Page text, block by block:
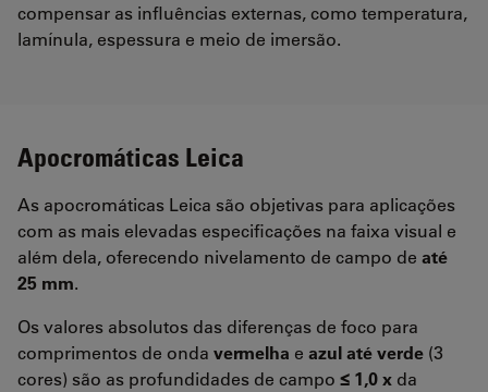
compensar as influências externas, como temperatura,
lamínula, espessura e meio de imersão.
Apocromáticas Leica
As apocromáticas Leica são objetivas para aplicações
com as mais elevadas especificações na faixa visual e
além dela, oferecendo nivelamento de campo de até
25 mm.
Os valores absolutos das diferenças de foco para
comprimentos de onda vermelha e azulaté verde (3
cores) são as profundidades de campo ≤ 1,0 x da